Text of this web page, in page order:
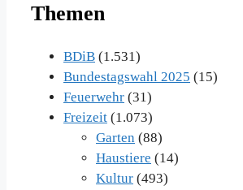
im
Themen
BDiB (1.531)
Bundestagswahl 2025 (15)
Feuerwehr (31)
Freizeit (1.073)
Garten (88)
Haustiere (14)
Kultur (493)